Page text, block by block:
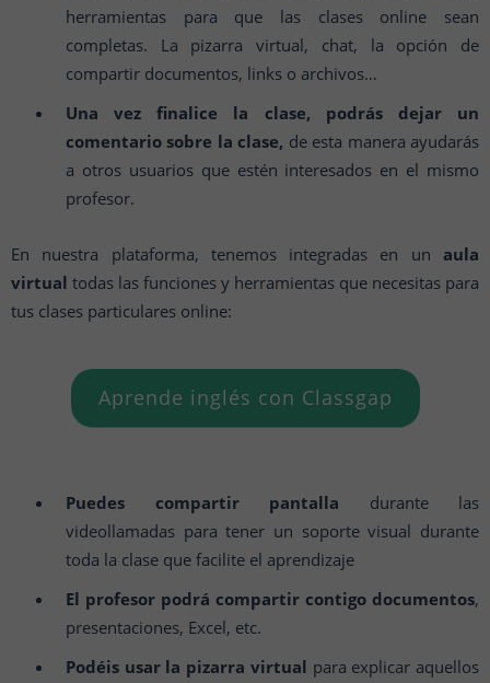
herramientas para que las clases online sean
completas. La pizarra virtual, chat, la opción de
compartir documentos, links o archivos…
Una vez finalice la clase, podrás dejar un
comentario sobre la clase, de esta manera ayudarás
a otros usuarios que estén interesados en el mismo
profesor.
En nuestra plataforma, tenemos integradas en un aula
virtual todas las funciones y herramientas que necesitas para
tus clases particulares online:
Aprende inglés con Classgap
Puedes compartir pantalla durante las
videollamadas para tener un soporte visual durante
toda la clase que facilite el aprendizaje
El profesor podrá compartir contigo documentos,
presentaciones, Excel, etc.
Podéis usar la pizarra virtual para explicar aquellos